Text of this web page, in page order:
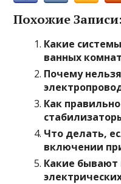
Похожие Записи:
Какие
ванных
Почему
Как
Что делать,
включении
Какие